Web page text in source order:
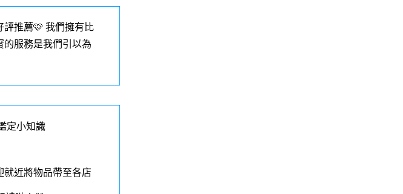
評推薦🩷 我們擁有比
的服務是我們引以為
定小知識
就近將物品帶至各店